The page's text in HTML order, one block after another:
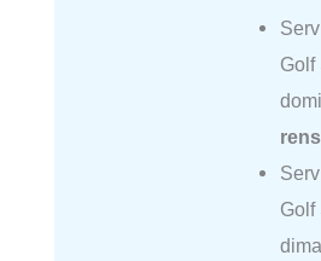
Golf
Golf